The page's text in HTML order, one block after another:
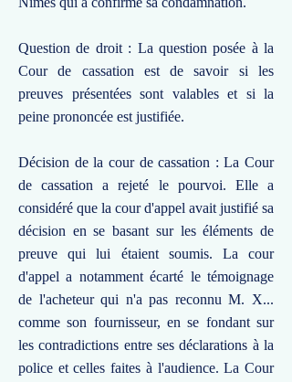
Question de droit : La question posée à la
Cour de cassation est de savoir si les
preuves présentées sont valables et si la
peine prononcée est justifiée.
Décision de la cour de cassation : La Cour
de cassation a rejeté le pourvoi. Elle a
considéré que la cour d'appel avait justifié sa
décision en se basant sur les éléments de
preuve qui lui étaient soumis. La cour
d'appel a notamment écarté le témoignage
de l'acheteur qui n'a pas reconnu M. X...
comme son fournisseur, en se fondant sur
les contradictions entre ses déclarations à la
police et celles faites à l'audience. La Cour